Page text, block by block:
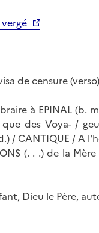
de censure (verso)
à EPINAL (b.
des Voya- /
/ CANTIQUE / A
(. . .) de la
Dieu le Père,